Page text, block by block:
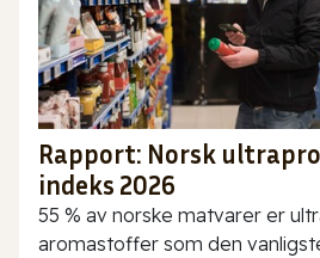
Rapport: Norsk
indeks 2026
55 % av norske matvarer er
aromastoffer som den